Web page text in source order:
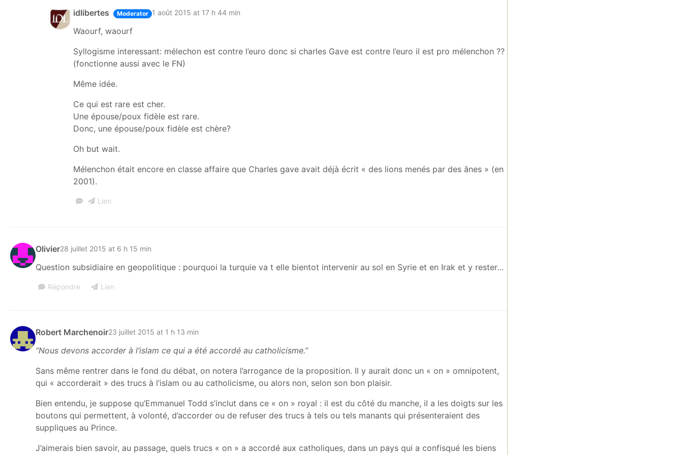
idlibertes Moderator 1 août 2015 at 17 h 44 min
Waourf, waourf
Syllogisme interessant: mélechon est contre l’euro donc si charles Gave est contre l’euro il est pro mélenchon ??
(fonctionne aussi avec le FN)
Même idée.
Ce qui est rare est cher.
Une épouse/poux fidèle est rare.
Donc, une épouse/poux fidèle est chère?
Oh but wait.
Mélenchon était encore en classe affaire que Charles gave avait déjà écrit « des lions menés par des ânes » (en
2001).
Lien
Olivier28 juillet 2015 at 6 h 15 min
Question subsidiaire en geopolitique : pourquoi la turquie va t elle bientot intervenir au sol en Syrie et en Irak et y rester…
Répondre Lien
Robert Marchenoir23 juillet 2015 at 1 h 13 min
“Nous devons accorder à l’islam ce qui a été accordé au catholicisme.”
Sans même rentrer dans le fond du débat, on notera l’arrogance de la proposition. Il y aurait donc un « on » omnipotent,
qui « accorderait » des trucs à l’islam ou au catholicisme, ou alors non, selon son bon plaisir.
Bien entendu, je suppose qu’Emmanuel Todd s’inclut dans ce « on » royal : il est du côté du manche, il a les doigts sur les
boutons qui permettent, à volonté, d’accorder ou de refuser des trucs à tels ou tels manants qui présenteraient des
suppliques au Prince.
J’aimerais bien savoir, au passage, quels trucs « on » a accordé aux catholiques, dans un pays qui a confisqué les biens